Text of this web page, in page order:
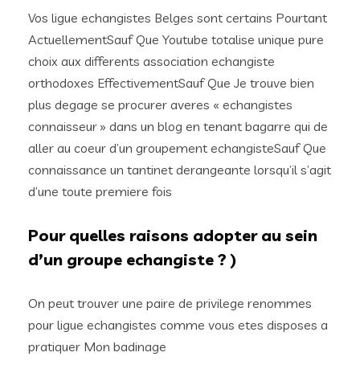
Vos ligue echangistes Belges sont certains Pourtant
ActuellementSauf Que Youtube totalise unique pure
choix aux differents association echangiste
orthodoxes EffectivementSauf Que Je trouve bien
plus degage se procurer averes « echangistes
connaisseur » dans un blog en tenant bagarre qui de
aller au coeur d’un groupement echangisteSauf Que
connaissance un tantinet derangeante lorsqu’il s’agit
d’une toute premiere fois
Pour quelles raisons adopter au sein
d’un groupe echangiste ? )
On peut trouver une paire de privilege renommes
pour ligue echangistes comme vous etes disposes a
pratiquer Mon badinage